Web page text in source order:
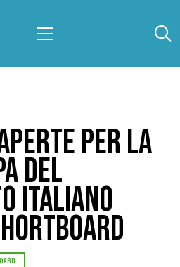
PER LA
DEL
ITALIANO